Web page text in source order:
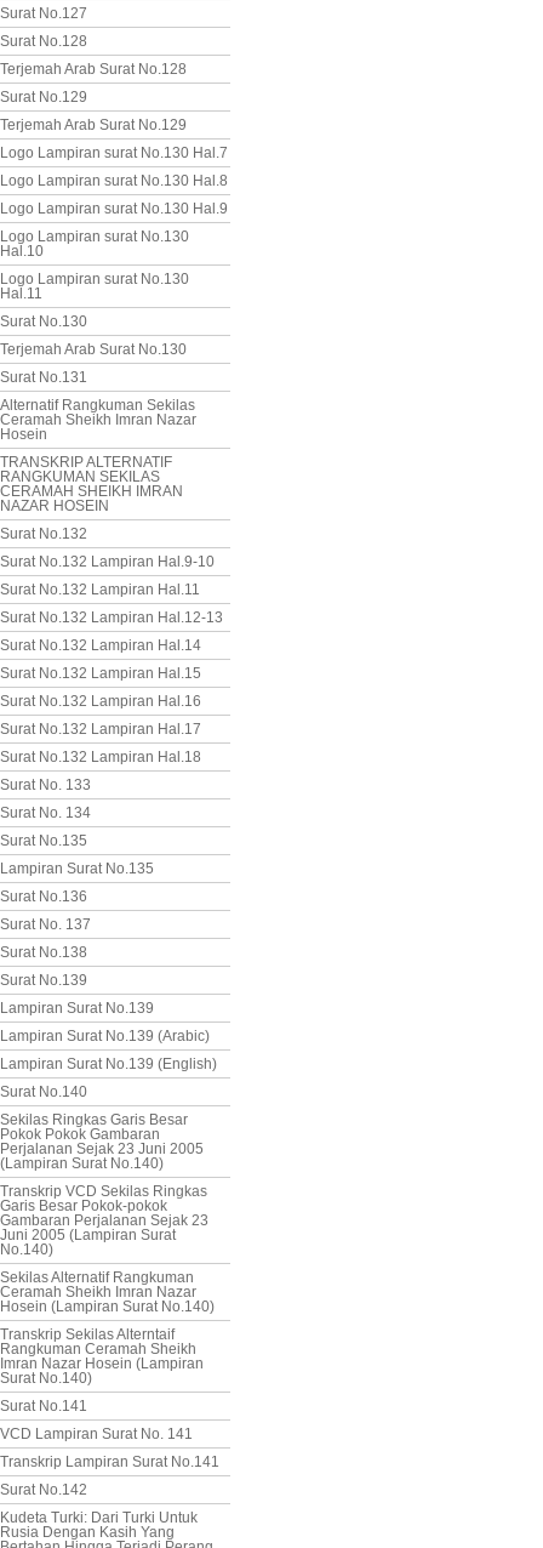
Surat No.127
Surat No.128
Terjemah Arab Surat No.128
Surat No.129
Terjemah Arab Surat No.129
Logo Lampiran surat No.130 Hal.7
Logo Lampiran surat No.130 Hal.8
Logo Lampiran surat No.130 Hal.9
Logo Lampiran surat No.130
Hal.10
Logo Lampiran surat No.130
Hal.11
Surat No.130
Terjemah Arab Surat No.130
Surat No.131
Alternatif Rangkuman Sekilas
Ceramah Sheikh Imran Nazar
Hosein
TRANSKRIP ALTERNATIF
RANGKUMAN SEKILAS
CERAMAH SHEIKH IMRAN
NAZAR HOSEIN
Surat No.132
Surat No.132 Lampiran Hal.9-10
Surat No.132 Lampiran Hal.11
Surat No.132 Lampiran Hal.12-13
Surat No.132 Lampiran Hal.14
Surat No.132 Lampiran Hal.15
Surat No.132 Lampiran Hal.16
Surat No.132 Lampiran Hal.17
Surat No.132 Lampiran Hal.18
Surat No. 133
Surat No. 134
Surat No.135
Lampiran Surat No.135
Surat No.136
Surat No. 137
Surat No.138
Surat No.139
Lampiran Surat No.139
Lampiran Surat No.139 (Arabic)
Lampiran Surat No.139 (English)
Surat No.140
Sekilas Ringkas Garis Besar
Pokok Pokok Gambaran
Perjalanan Sejak 23 Juni 2005
(Lampiran Surat No.140)
Transkrip VCD Sekilas Ringkas
Garis Besar Pokok-pokok
Gambaran Perjalanan Sejak 23
Juni 2005 (Lampiran Surat
No.140)
Sekilas Alternatif Rangkuman
Ceramah Sheikh Imran Nazar
Hosein (Lampiran Surat No.140)
Transkrip Sekilas Alterntaif
Rangkuman Ceramah Sheikh
Imran Nazar Hosein (Lampiran
Surat No.140)
Surat No.141
VCD Lampiran Surat No. 141
Transkrip Lampiran Surat No.141
Surat No.142
Kudeta Turki: Dari Turki Untuk
Rusia Dengan Kasih Yang